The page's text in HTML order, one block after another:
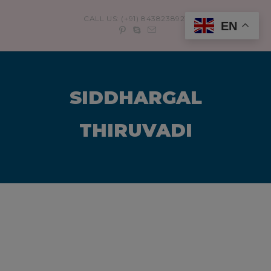
CALL US: (+91) 8438238921
SIDDHARGAL
THIRUVADI
EN